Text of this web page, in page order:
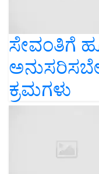
ಸೇವಂತಿಗೆ
ಕ್ರಮಗಳು